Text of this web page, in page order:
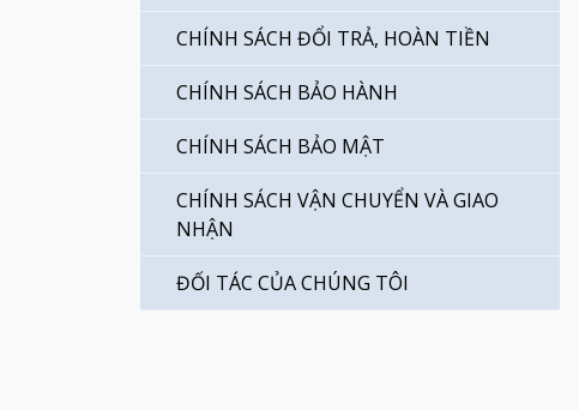
CHÍNH SÁCH ĐỔI TRẢ, HOÀN TIỀN
CHÍNH SÁCH BẢO HÀNH
CHÍNH SÁCH BẢO MẬT
CHÍNH SÁCH VẬN CHUYỂN VÀ GIAO
NHẬN
ĐỐI TÁC CỦA CHÚNG TÔI